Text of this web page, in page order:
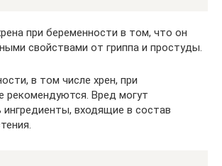
при беременности в том, что он
свойствами от гриппа и простуды.
в том числе хрен, при
рекомендуются. Вред могут
ингредиенты, входящие в состав